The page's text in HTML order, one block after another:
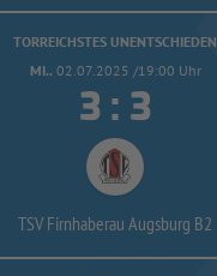
TORREICHSTES UNENTSCHIEDEN
MI.. 02.07.2025 /19:00 Uhr
 : 
TSV Firnhaberau Augsburg B2